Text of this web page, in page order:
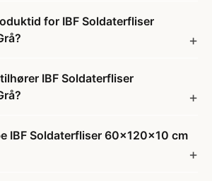
for IBF Soldaterfliser
IBF Soldaterfliser
IBF Soldaterfliser 60x120x10 cm